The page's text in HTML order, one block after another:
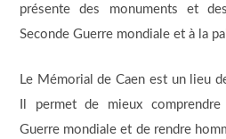
présente des monuments et
Seconde Guerre mondiale et à la
Le Mémorial de Caen est un lieu
Il permet de mieux
Guerre mondiale et de rendre